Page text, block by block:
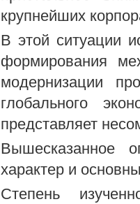
крупнейших
В этой ситуации
формирования
модернизации
глобального
представляет
Вышесказанное
характер и
Степень